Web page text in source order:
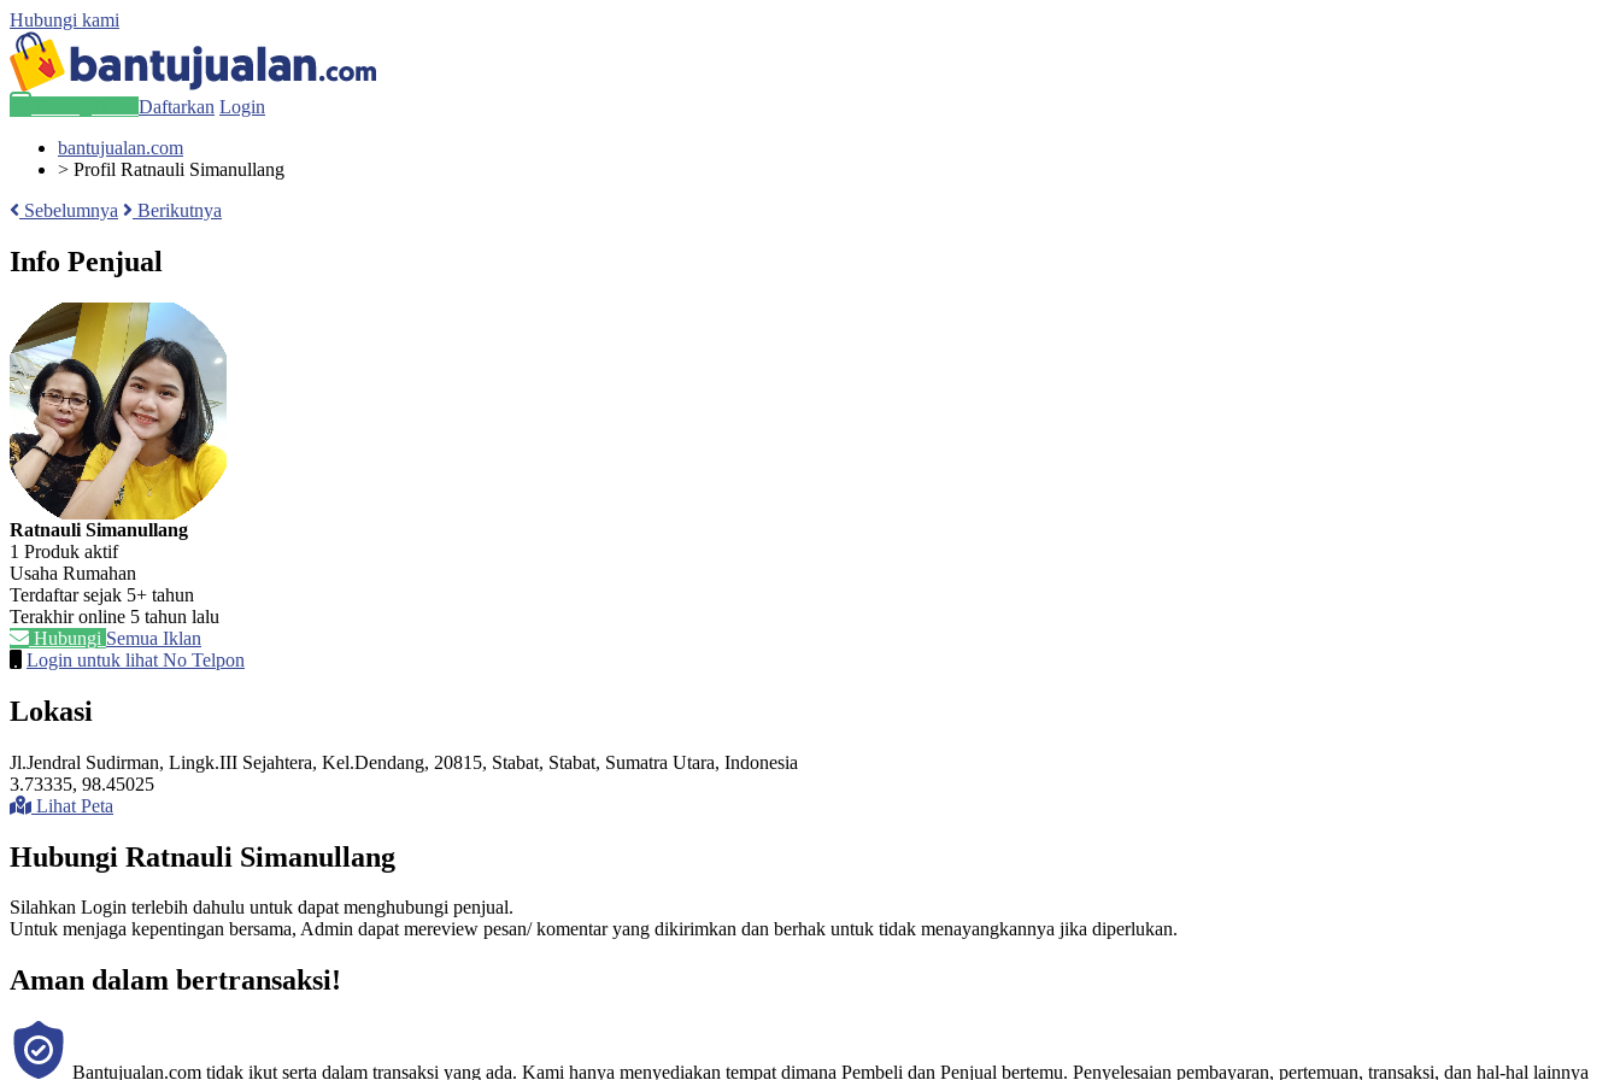
Hubungi kami
Daftarkan Login
bantujualan.com
> Profil Ratnauli Simanullang
Sebelumnya
Berikutnya
Info Penjual
Ratnauli Simanullang
1 Produk aktif
Usaha Rumahan
Terdaftar sejak 5+ tahun
Terakhir online 5 tahun lalu
Hubungi Semua Iklan
Login untuk lihat No Telpon
Lokasi
Jl.Jendral Sudirman, Lingk.III Sejahtera, Kel.Dendang, 20815, Stabat, Stabat, Sumatra Utara, Indonesia
3.73335, 98.45025
Lihat Peta
Hubungi Ratnauli Simanullang
Silahkan Login terlebih dahulu untuk dapat menghubungi penjual.
Untuk menjaga kepentingan bersama, Admin dapat mereview pesan/ komentar yang dikirimkan dan berhak untuk tidak menayangkannya jika diperlukan.
Aman dalam bertransaksi!
Bantujualan.com tidak ikut serta dalam transaksi yang ada. Kami hanya menyediakan tempat dimana Pembeli dan Penjual bertemu. Penyelesaian pembayaran, pertemuan, transaksi, dan hal-hal lainnya